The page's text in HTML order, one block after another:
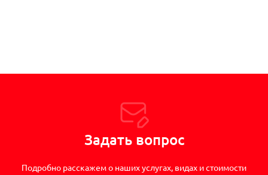
Задать вопрос
Подробно расскажем о наших услугах, видах и стоимости